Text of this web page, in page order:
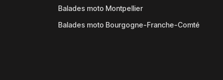
Balades moto Montpellier
Balades moto Bourgogne-Franche-Comté